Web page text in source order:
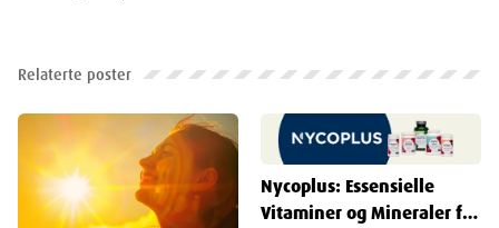
Relaterte poster
Nycoplus: Essensielle
Vitaminer og Mineraler for